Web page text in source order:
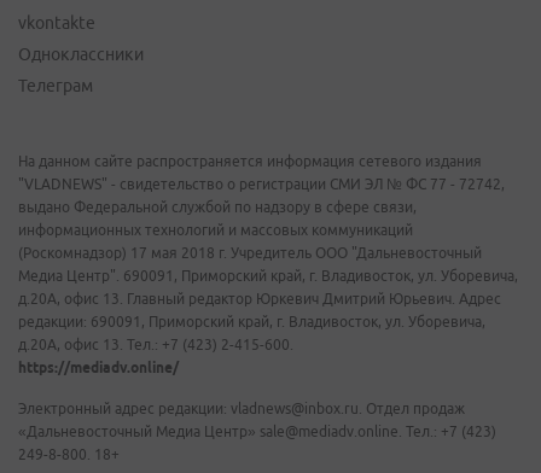
vkontakte
Одноклассники
Телеграм
На данном сайте распространяется информация сетевого издания
"VLADNEWS" - свидетельство о регистрации СМИ ЭЛ № ФС 77 - 72742,
выдано Федеральной службой по надзору в сфере связи,
информационных технологий и массовых коммуникаций
(Роскомнадзор) 17 мая 2018 г. Учредитель ООО "Дальневосточный
Медиа Центр". 690091, Приморский край, г. Владивосток, ул. Уборевича,
д.20А, офис 13. Главный редактор Юркевич Дмитрий Юрьевич. Адрес
редакции: 690091, Приморский край, г. Владивосток, ул. Уборевича,
д.20А, офис 13. Тел.: +7 (423) 2-415-600.
https://mediadv.online/
Электронный адрес редакции: vladnews@inbox.ru. Отдел продаж
«Дальневосточный Медиа Центр» sale@mediadv.online. Тел.: +7 (423)
249-8-800. 18+